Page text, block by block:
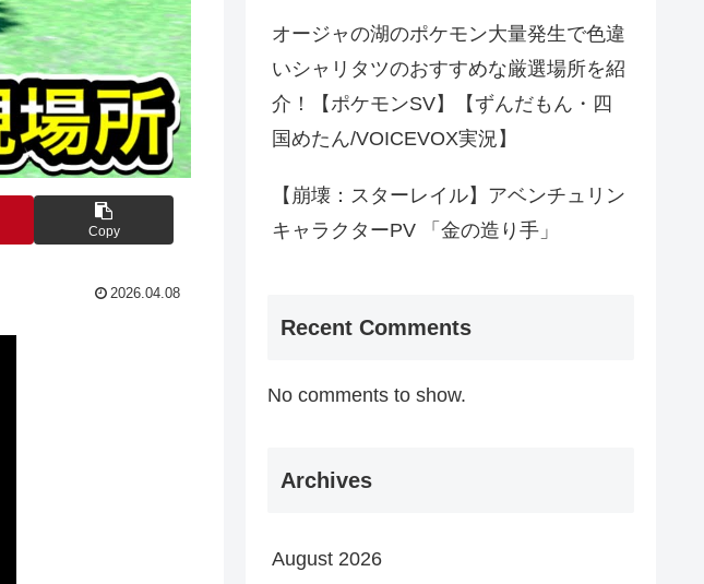
Copy
2026.04.08
オージャの湖のポケモン大量発生で色違
いシャリタツのおすすめな厳選場所を紹
介！【ポケモンSV】【ずんだもん・四
国めたん/VOICEVOX実況】
【崩壊：スターレイル】アベンチュリン
キャラクターPV 「金の造り手」
Recent Comments
No comments to show.
Archives
August 2026